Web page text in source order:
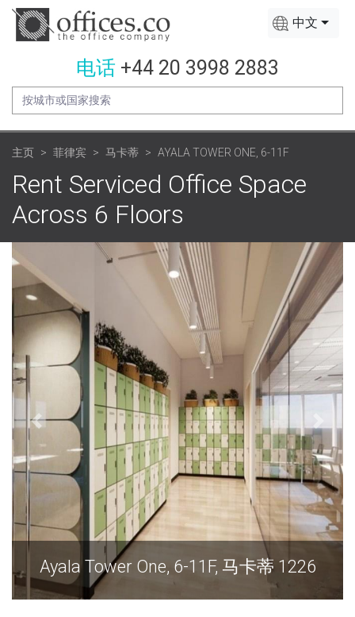
中文
电话 +44 20 3998 2883
主页 菲律宾 马卡蒂 AYALA TOWER ONE, 6-11F
Rent Serviced Office Space
Across 6 Floors
6-11F, 马卡蒂 1226 Ayala Tower